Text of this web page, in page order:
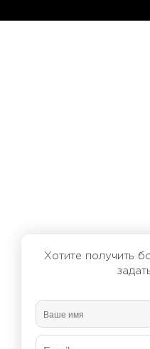
Хотите получить